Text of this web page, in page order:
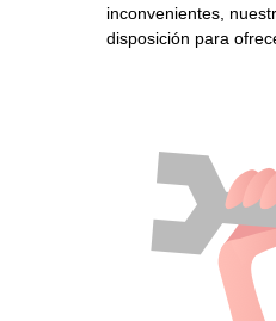
inconvenientes,
disposición para